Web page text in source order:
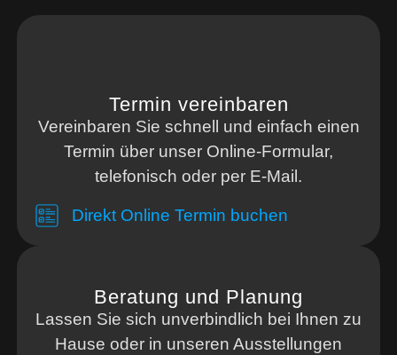
Termin vereinbaren
Vereinbaren Sie schnell und einfach einen
Termin über unser Online-Formular,
telefonisch oder per E-Mail.
Direkt Online Termin buchen
Beratung und Planung
Lassen Sie sich unverbindlich bei Ihnen zu
Hause oder in unseren Ausstellungen